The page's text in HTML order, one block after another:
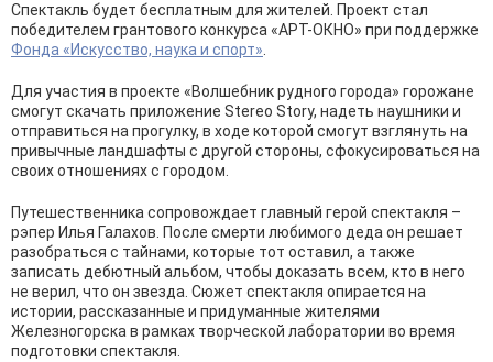
Спектакль будет бесплатным для жителей. Проект стал
победителем грантового конкурса «АРТ-ОКНО» при поддержке
Фонда «Искусство, наука и спорт»
Для участия в проекте «Волшебник рудного города» горожане
смогут скачать приложение Stereo Story, надеть наушники и
отправиться на прогулку, в ходе которой смогут взглянуть на
привычные ландшафты с другой стороны, сфокусироваться на
своих отношениях с городом.
Путешественника сопровождает главный герой спектакля –
рэпер Илья Галахов. После смерти любимого деда он решает
разобраться с тайнами, которые тот оставил, а также
записать дебютный альбом, чтобы доказать всем, кто в него
не верил, что он звезда. Сюжет спектакля опирается на
истории, рассказанные и придуманные жителями
Железногорска в рамках творческой лаборатории во время
подготовки спектакля.